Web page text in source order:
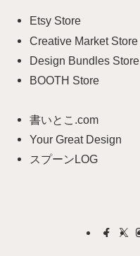
リ
ー
Etsy Store
Creative Market Store
Design Bundles Store
BOOTH Store
書いとこ.com
Your Great Design
スプーンLOG